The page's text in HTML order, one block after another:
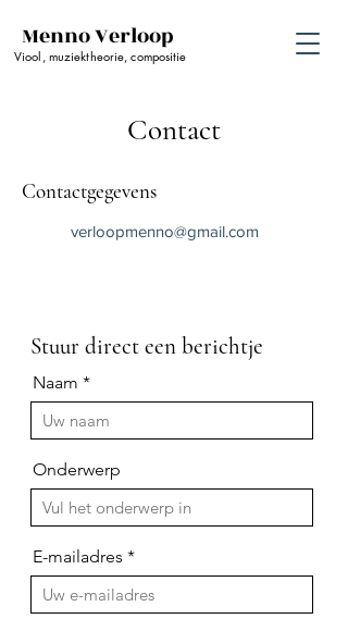
Menno Verloop
Viool, muziektheorie, compositie
Contact
Contactgegevens
verloopmenno@gmail.com
Stuur direct een berichtje
Naam
Onderwerp
E-mailadres